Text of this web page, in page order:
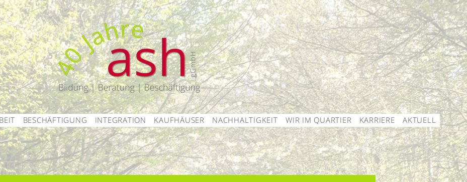
BESCHÄFTIGUNG INTEGRATION KAUFHÄUSER NACHHALTIGKEIT WIR IM QUARTIER KARRIERE AKTUELL